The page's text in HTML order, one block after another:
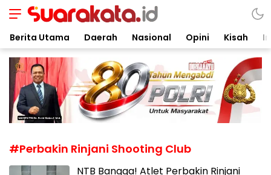
Suarakata.id
Kata Bicara Suara Bergerak
Berita Utama Daerah Nasional Opini Kisah
#Perbakin Rinjani Shooting Club
NTB Bangga! Atlet Perbakin Rinjani